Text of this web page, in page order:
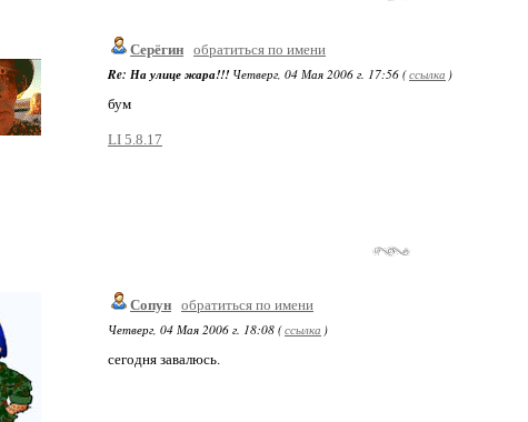
Серёгин обратиться по имени
Re: На улице жара!!! Четверг, 04 Мая 2006 г. 17:56 (ссылка )
бум
LI 5.8.17
Сопун обратиться по имени
Четверг, 04 Мая 2006 г. 18:08 (ссылка )
сегодня завалюсь.